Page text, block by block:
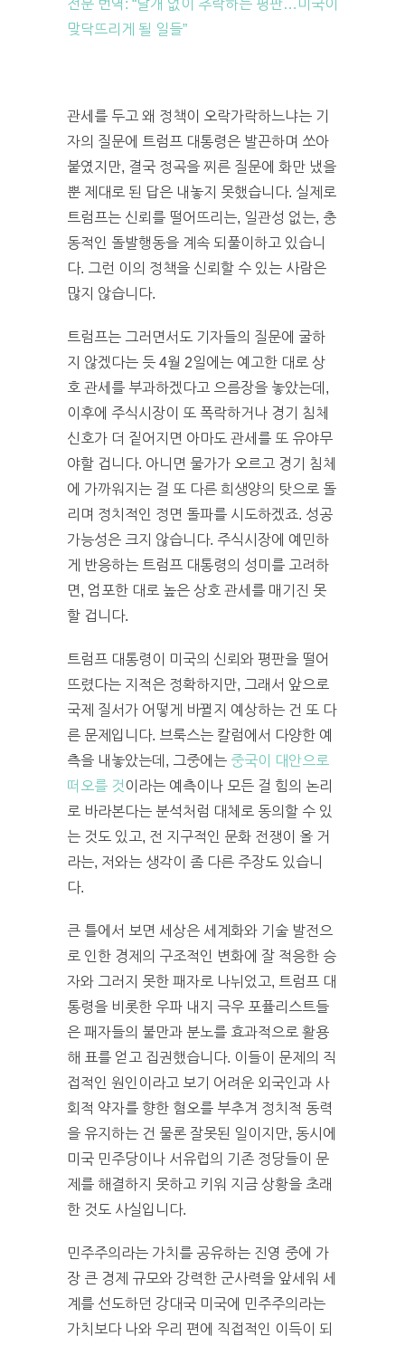
전문 번역: “날개 없이 추락하는 평판…미국이
맞닥뜨리게 될 일들”
관세를 두고 왜 정책이 오락가락하느냐는 기
자의 질문에 트럼프 대통령은 발끈하며 쏘아
붙였지만, 결국 정곡을 찌른 질문에 화만 냈을
뿐 제대로 된 답은 내놓지 못했습니다. 실제로
트럼프는 신뢰를 떨어뜨리는, 일관성 없는, 충
동적인 돌발행동을 계속 되풀이하고 있습니
다. 그런 이의 정책을 신뢰할 수 있는 사람은
많지 않습니다.
트럼프는 그러면서도 기자들의 질문에 굴하
지 않겠다는 듯 4월 2일에는 예고한 대로 상
호 관세를 부과하겠다고 으름장을 놓았는데,
이후에 주식시장이 또 폭락하거나 경기 침체
신호가 더 짙어지면 아마도 관세를 또 유야무
야할 겁니다. 아니면 물가가 오르고 경기 침체
에 가까워지는 걸 또 다른 희생양의 탓으로 돌
리며 정치적인 정면 돌파를 시도하겠죠. 성공
가능성은 크지 않습니다. 주식시장에 예민하
게 반응하는 트럼프 대통령의 성미를 고려하
면, 엄포한 대로 높은 상호 관세를 매기진 못
할 겁니다.
트럼프 대통령이 미국의 신뢰와 평판을 떨어
뜨렸다는 지적은 정확하지만, 그래서 앞으로
국제 질서가 어떻게 바뀔지 예상하는 건 또 다
른 문제입니다. 브룩스는 칼럼에서 다양한 예
측을 내놓았는데, 그중에는 중국이 대안으로
떠오를 것 이라는 예측이나 모든 걸 힘의 논리
로 바라본다는 분석처럼 대체로 동의할 수 있
는 것도 있고, 전 지구적인 문화 전쟁이 올 거
라는, 저와는 생각이 좀 다른 주장도 있습니
다.
큰 틀에서 보면 세상은 세계화와 기술 발전으
로 인한 경제의 구조적인 변화에 잘 적응한 승
자와 그러지 못한 패자로 나뉘었고, 트럼프 대
통령을 비롯한 우파 내지 극우 포퓰리스트들
은 패자들의 불만과 분노를 효과적으로 활용
해 표를 얻고 집권했습니다. 이들이 문제의 직
접적인 원인이라고 보기 어려운 외국인과 사
회적 약자를 향한 혐오를 부추겨 정치적 동력
을 유지하는 건 물론 잘못된 일이지만, 동시에
미국 민주당이나 서유럽의 기존 정당들이 문
제를 해결하지 못하고 키워 지금 상황을 초래
한 것도 사실입니다.
민주주의라는 가치를 공유하는 진영 중에 가
장 큰 경제 규모와 강력한 군사력을 앞세워 세
계를 선도하던 강대국 미국에 민주주의라는
가치보다 나와 우리 편에 직접적인 이득이 되